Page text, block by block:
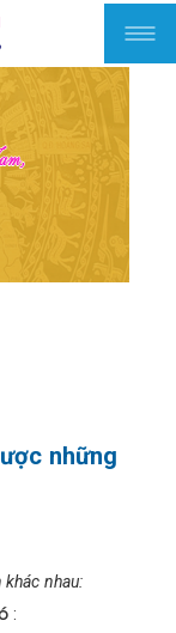
những
nhau:
: